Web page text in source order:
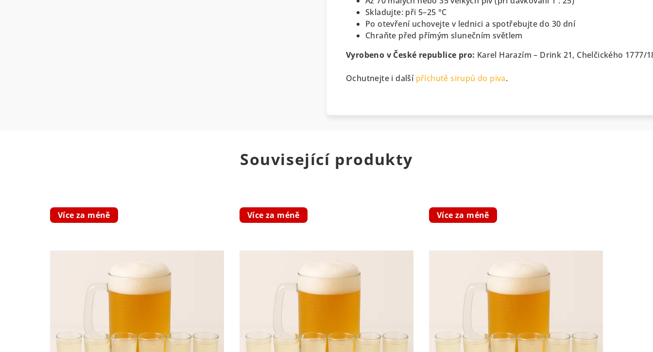
Skladujte: při 5–25 °C
Po otevření uchovejte v lednici a spotřebujte do 30 dní
Chraňte před přímým slunečním světlem
Vyrobeno v České republice pro: Karel Harazím – Drink 21, Chelčického 1777/
Ochutnejte i další příchutě sirupů do piva.
Související produkty
Více za méně Více za méně Více za méně